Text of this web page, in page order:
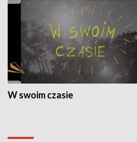
W swoim czasie